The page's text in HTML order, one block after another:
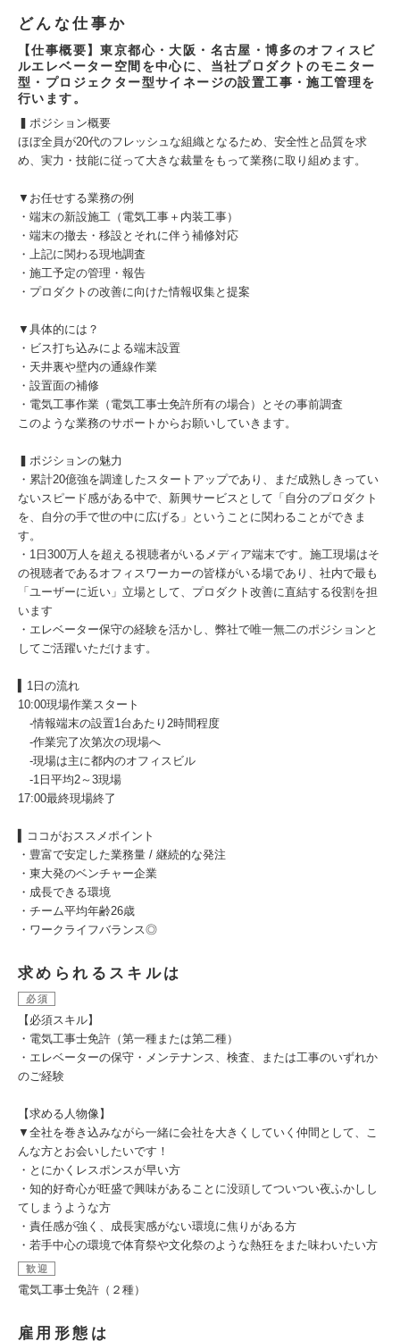
どんな仕事か
【仕事概要】東京都心・大阪・名古屋・博多のオフィスビ
ルエレベーター空間を中心に、当社プロダクトのモニター
型・プロジェクター型サイネージの設置工事・施工管理を
行います。
▍ポジション概要
ほぼ全員が20代のフレッシュな組織となるため、安全性と品質を求
め、実力・技能に従って大きな裁量をもって業務に取り組めます。
▼お任せする業務の例
・端末の新設施工（電気工事＋内装工事）
・端末の撤去・移設とそれに伴う補修対応
・上記に関わる現地調査
・施工予定の管理・報告
・プロダクトの改善に向けた情報収集と提案
▼具体的には？
・ビス打ち込みによる端末設置
・天井裏や壁内の通線作業
・設置面の補修
・電気工事作業（電気工事士免許所有の場合）とその事前調査
このような業務のサポートからお願いしていきます。
▍ポジションの魅力
・累計20億強を調達したスタートアップであり、まだ成熟しきってい
ないスピード感がある中で、新興サービスとして「自分のプロダクト
を、自分の手で世の中に広げる」ということに関わることができま
す。
・1日300万人を超える視聴者がいるメディア端末です。施工現場はそ
の視聴者であるオフィスワーカーの皆様がいる場であり、社内で最も
「ユーザーに近い」立場として、プロダクト改善に直結する役割を担
います
・エレベーター保守の経験を活かし、弊社で唯一無二のポジションと
してご活躍いただけます。
▍1日の流れ
10:00現場作業スタート
-情報端末の設置1台あたり2時間程度
-作業完了次第次の現場へ
-現場は主に都内のオフィスビル
-1日平均2～3現場
17:00最終現場終了
▍ココがおススメポイント
・豊富で安定した業務量 / 継続的な発注
・東大発のベンチャー企業
・成長できる環境
・チーム平均年齢26歳
・ワークライフバランス◎
求められるスキルは
必須
【必須スキル】
・電気工事士免許（第一種または第二種）
・エレベーターの保守・メンテナンス、検査、または工事のいずれか
のご経験
【求める人物像】
▼全社を巻き込みながら一緒に会社を大きくしていく仲間として、こ
んな方とお会いしたいです！
・とにかくレスポンスが早い方
・知的好奇心が旺盛で興味があることに没頭してついつい夜ふかしし
てしまうような方
・責任感が強く、成長実感がない環境に焦りがある方
・若手中心の環境で体育祭や文化祭のような熱狂をまた味わいたい方
歓迎
電気工事士免許（２種）
雇用形態は